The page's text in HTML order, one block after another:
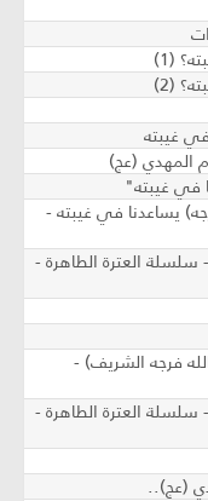
(1)
(2)
غيبته
المهدي (عج)
في غيبته"
فرجه) يساعدنا في غيبته -
العترة الطاهرة -
الله فرجه الشريف) -
العترة الطاهرة -
(عج)..